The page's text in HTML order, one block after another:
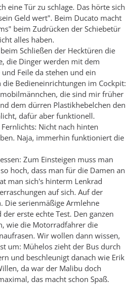
eine Tür zu schlage. Das hörte sich
Geld wert". Beim Ducato macht
beim Zudrücken der Schiebetür
alles haben.
Schließen der Hecktüren die
die Dinger werden mit dem
Feile da stehen und ein
die Bedieneinrichtungen im Cockpit:
die sind mir früher
dem dürren Plastikhebelchen den
dafür aber funktionell.
Nicht nach hinten
Naja, immerhin funktioniert die
Zum Einsteigen muss man
hoch, dass man für die Damen an
man sich's hinterm Lenkrad
auf sich. Auf der
Die serienmäßige Armlehne
der erste echte Test. Den ganzen
wie die Motorradfahrer die
Wir wollen dann wissen,
um: Mühelos zieht der Bus durch
und beschleunigt danach wie Erik
da war der Malibu doch
das macht schon Spaß.